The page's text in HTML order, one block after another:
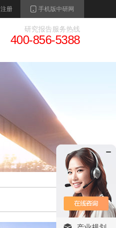
注册 手机版中研网
研究报告服务热线
400-856-5388